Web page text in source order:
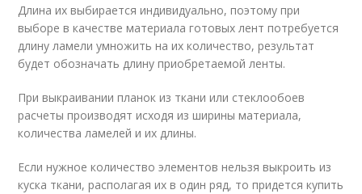
Длина их выбирается индивидуально, поэтому при
выборе в качестве материала готовых лент потребуется
длину ламели умножить на их количество, результат
будет обозначать длину приобретаемой ленты.
При выкраивании планок из ткани или стеклообоев
расчеты производят исходя из ширины материала,
количества ламелей и их длины.
Если нужное количество элементов нельзя выкроить из
куска ткани, располагая их в один ряд, то придется купить